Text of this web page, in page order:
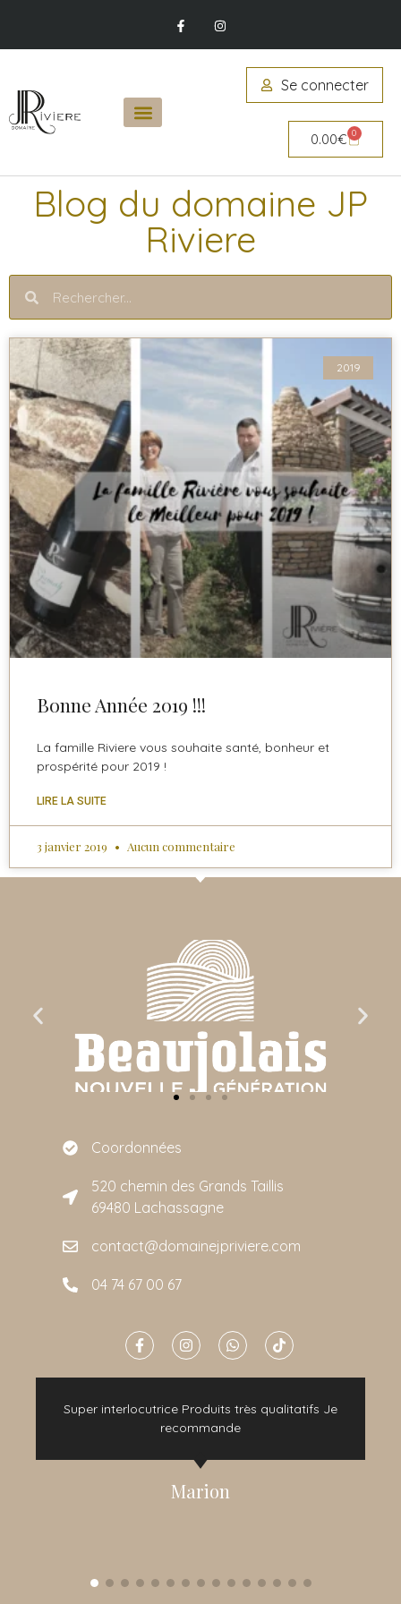
Se connecter
0.00€ 0
Blog du domaine JP
Riviere
2019
Bonne Année 2019 !!!
La famille Riviere vous souhaite santé, bonheur et
prospérité pour 2019 !
LIRE LA SUITE
3 janvier 2019 Aucun commentaire
Coordonnées
520 chemin des Grands Taillis
69480 Lachassagne
contact@domainejpriviere.com
04 74 67 00 67
Super interlocutrice Produits très qualitatifs Je
recommande
Marion